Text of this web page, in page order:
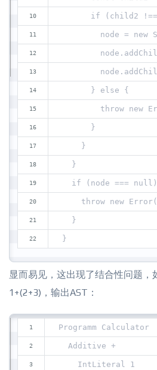
if (child2
node = new
      } else {
throw new
      }
    }
  }
if (node ===
throw new
  }
}
显而易见，这出现了结合性问题，
1+(2+3)，输出AST：
Programm Calculator
  Additive +
    IntLiteral 1